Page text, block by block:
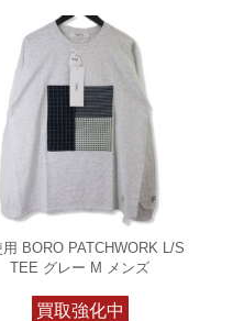
用 BORO PATCHWORK L/S
TEE グレー M メンズ
買取強化中